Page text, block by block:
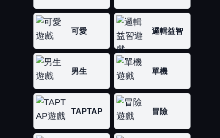
可愛 邏輯益智
男生 單機
TAPTAP 冒險